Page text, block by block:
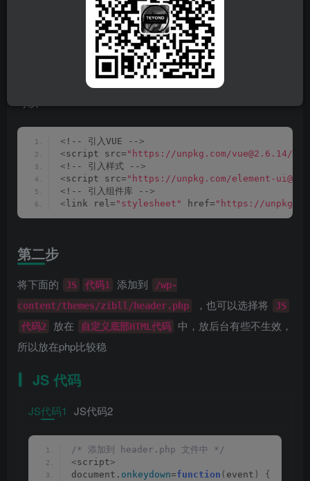
首先将下面的代码添加到 /wp-
content/themes/zibll/header.php 或者
全局功能 – 自定义代码 – 自定义底部HTML代码
< !-- 引入VUE -->
<script src= "https://unpkg.com/vue@2.6.14/
< !-- 引入样式 -->
<script src= "https://unpkg.com/element-
< !-- 引入组件库 -->
< link rel= "stylesheet" href= "https://
第二步
将下面的 JS 代码1 添加到
/wp-
content/themes/zibll/header.php
，也可以选择将
JS
代码2
放在 自定义底部HTML代码
中，放后台有些不生效，
所以放在php比较稳
JS 代码
‌JS代码1 ‌‌JS代码2
/* 添加到 header.php 文件中 */
<script>
document. onkeydown=function ( event )
{